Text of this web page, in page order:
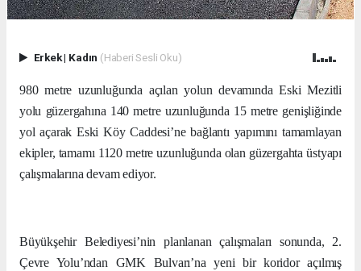
Erkek| Kadın (Haberi Sesli Oku)
980 metre uzunluğunda açılan yolun devamında Eski Mezitli
yolu güzergahına 140 metre uzunluğunda 15 metre genişliğinde
yol açarak Eski Köy Caddesi’ne bağlantı yapımını tamamlayan
ekipler, tamamı 1120 metre uzunluğunda olan güzergahta üstyapı
çalışmalarına devam ediyor.
Büyükşehir Belediyesi’nin planlanan çalışmaları sonunda, 2.
Çevre Yolu’ndan GMK Bulvarı’na yeni bir koridor açılmış